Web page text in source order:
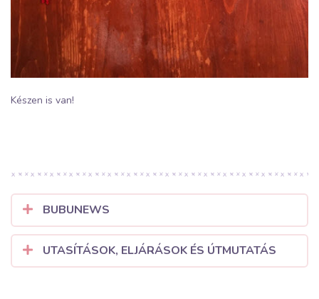
Készen is van!
BUBUNEWS
UTASÍTÁSOK, ELJÁRÁSOK ÉS ÚTMUTATÁS